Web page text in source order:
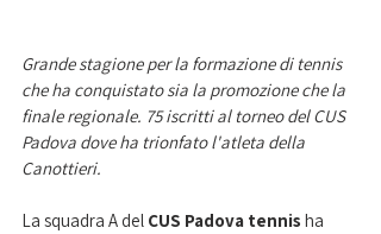
Grande stagione per la formazione di tennis
che ha conquistato sia la promozione che la
finale regionale. 75 iscritti al torneo del CUS
Padova dove ha trionfato l'atleta della
Canottieri.
La squadra A del CUS Padova tennis ha